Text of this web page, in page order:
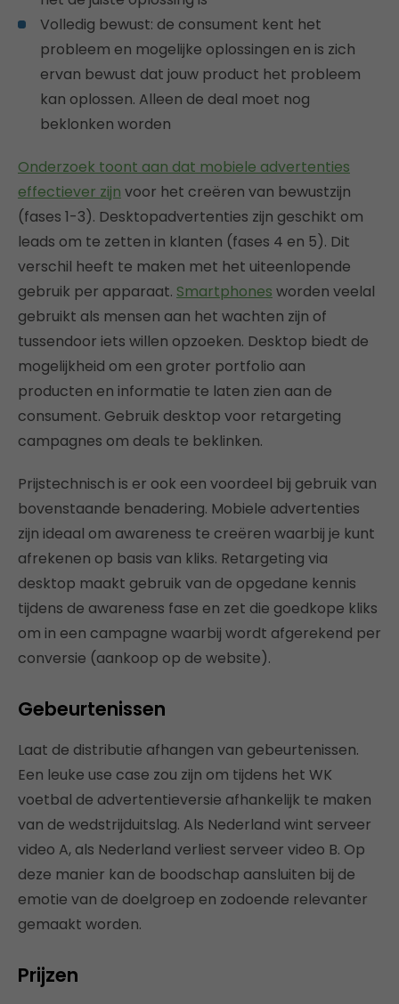
Volledig bewust: de consument kent het
probleem en mogelijke oplossingen en is zich
ervan bewust dat jouw product het probleem
kan oplossen. Alleen de deal moet nog
beklonken worden
Onderzoek toont aan dat mobiele advertenties
effectiever zijn voor het creëren van bewustzijn
(fases 1-3). Desktopadvertenties zijn geschikt om
leads om te zetten in klanten (fases 4 en 5). Dit
verschil heeft te maken met het uiteenlopende
gebruik per apparaat. Smartphones worden veelal
gebruikt als mensen aan het wachten zijn of
tussendoor iets willen opzoeken. Desktop biedt de
mogelijkheid om een groter portfolio aan
producten en informatie te laten zien aan de
consument. Gebruik desktop voor retargeting
campagnes om deals te beklinken.
Prijstechnisch is er ook een voordeel bij gebruik van
bovenstaande benadering. Mobiele advertenties
zijn ideaal om awareness te creëren waarbij je kunt
afrekenen op basis van kliks. Retargeting via
desktop maakt gebruik van de opgedane kennis
tijdens de awareness fase en zet die goedkope kliks
om in een campagne waarbij wordt afgerekend per
conversie (aankoop op de website).
Gebeurtenissen
Laat de distributie afhangen van gebeurtenissen.
Een leuke use case zou zijn om tijdens het WK
voetbal de advertentieversie afhankelijk te maken
van de wedstrijduitslag. Als Nederland wint serveer
video A, als Nederland verliest serveer video B. Op
deze manier kan de boodschap aansluiten bij de
emotie van de doelgroep en zodoende relevanter
gemaakt worden.
Prijzen